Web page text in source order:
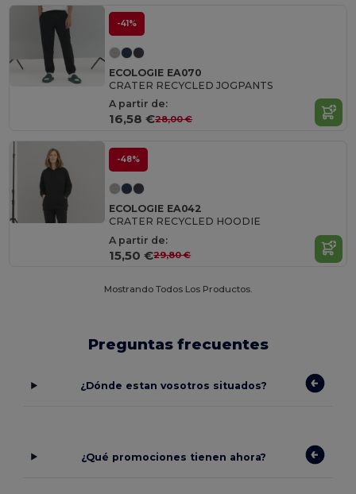
-41%
ECOLOGIE EA070
CRATER RECYCLED JOGPANTS
A partir de:
16,58 €28,00 €
-48%
ECOLOGIE EA042
CRATER RECYCLED HOODIE
A partir de:
15,50 €29,80 €
Mostrando Todos Los Productos.
Preguntas frecuentes
¿Dónde estan vosotros situados?
¿Qué promociones tienen ahora?